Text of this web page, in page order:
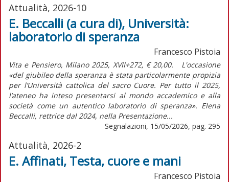
Attualità, 2026-10
E. Beccalli (a cura di), Università:
laboratorio di speranza
Francesco Pistoia
Vita e Pensiero, Milano 2025, XVII+272, € 20,00. L'occasione
«del giubileo della speranza è stata particolarmente propizia
per l’Università cattolica del sacro Cuore. Per tutto il 2025,
l’ateneo ha inteso presentarsi al mondo accademico e alla
società come un autentico laboratorio di speranza». Elena
Beccalli, rettrice dal 2024, nella Presentazione...
Segnalazioni, 15/05/2026, pag. 295
Attualità, 2026-2
E. Affinati, Testa, cuore e mani
Francesco Pistoia